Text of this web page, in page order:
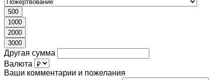
500
1000
2000
3000
Другая сумма
Валюта
Ваши комментарии и пожелания